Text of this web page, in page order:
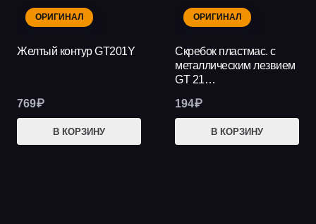
ОРИГИНАЛ
Желтый контур GT201Y
769₽
В КОРЗИНУ
ОРИГИНАЛ
Скребок пластмас. с
металлическим лезвием
GT 21…
194₽
В КОРЗИНУ